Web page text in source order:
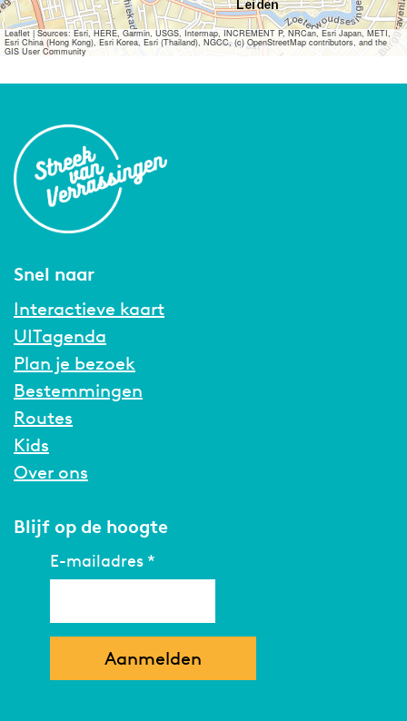
Leaflet|Sources: Esri, HERE, Garmin, USGS, Intermap, INCREMENT P, NRCan, Esri Japan, METI,
Esri China (Hong Kong), Esri Korea, Esri (Thailand), NGCC, (c) OpenStreetMap contributors, and the
GIS User Community
Snel naar
Interactieve kaart
UITagenda
Plan je bezoek
Bestemmingen
Routes
Kids
Over ons
Blijf op de hoogte
E-mailadres*